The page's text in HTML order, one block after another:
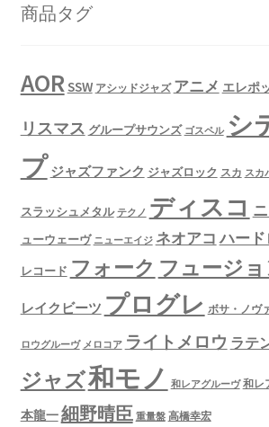
商品タグ
AORSSW アシッドジャズ アニメ エレポ
リスマス グループサウンズ ゴスペル シ
プ ジャズファンク ジャズロック スカ スカ
スラッシュメタル テクノ ディスコ
ューウェーヴ ニューエイジ ネオアコ ハード
レコード フォーク フュージ
レイクビーツ プログレ ボサ・ノヴ
ロウグルーヴ メロコア ライトメロウ ラテ
ジャズ和モノ 和レアグルーヴ 和レ
本龍一細野晴臣 重量盤 高橋幸宏